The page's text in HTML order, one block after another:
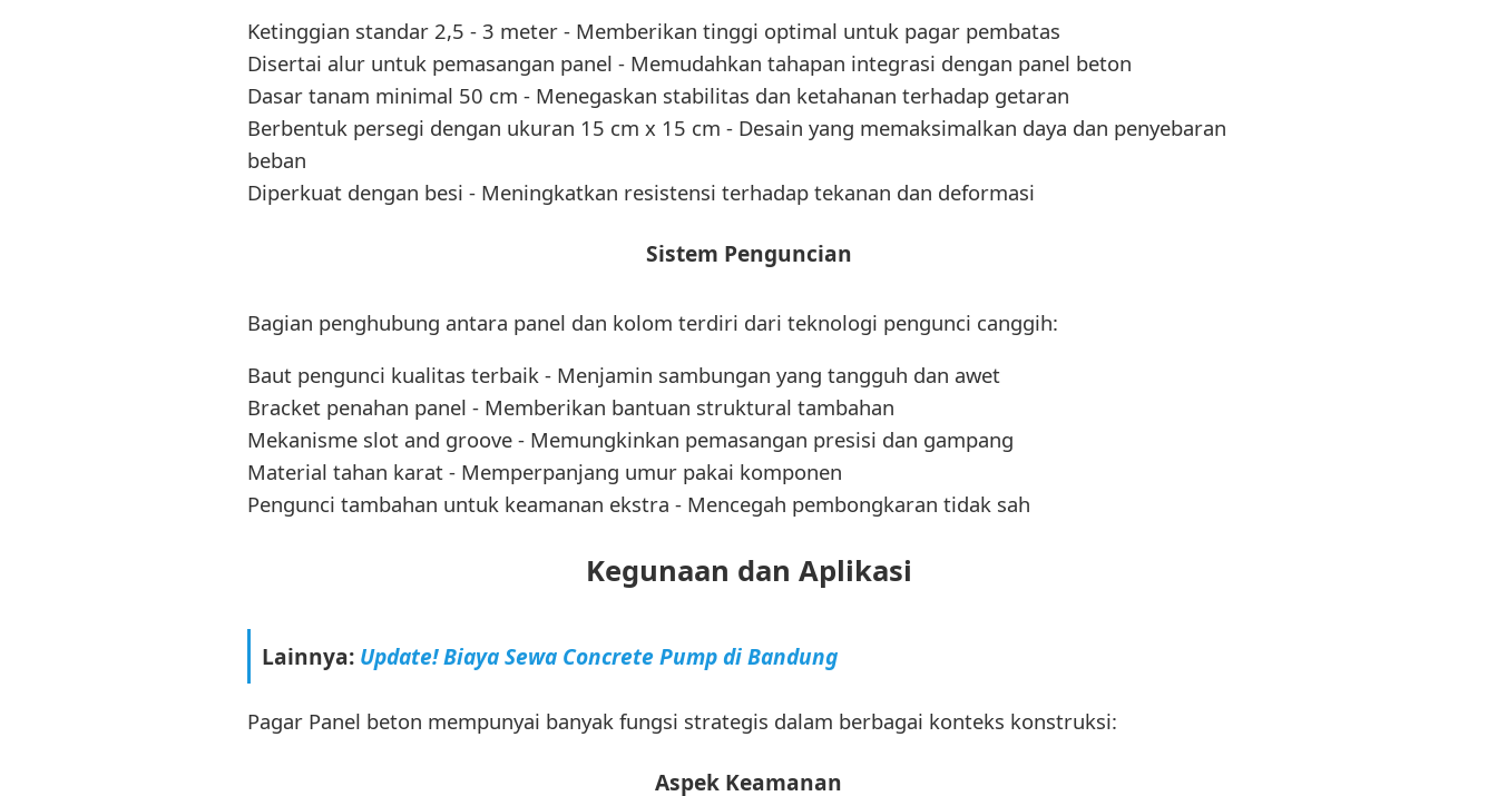
Ketinggian standar 2,5 - 3 meter - Memberikan tinggi optimal untuk pagar pembatas
Disertai alur untuk pemasangan panel - Memudahkan tahapan integrasi dengan panel beton
Dasar tanam minimal 50 cm - Menegaskan stabilitas dan ketahanan terhadap getaran
Berbentuk persegi dengan ukuran 15 cm x 15 cm - Desain yang memaksimalkan daya dan penyebaran
beban
Diperkuat dengan besi - Meningkatkan resistensi terhadap tekanan dan deformasi
Sistem Penguncian
Bagian penghubung antara panel dan kolom terdiri dari teknologi pengunci canggih:
Baut pengunci kualitas terbaik - Menjamin sambungan yang tangguh dan awet
Bracket penahan panel - Memberikan bantuan struktural tambahan
Mekanisme slot and groove - Memungkinkan pemasangan presisi dan gampang
Material tahan karat - Memperpanjang umur pakai komponen
Pengunci tambahan untuk keamanan ekstra - Mencegah pembongkaran tidak sah
Kegunaan dan Aplikasi
Lainnya: Update! Biaya Sewa Concrete Pump di Bandung
Pagar Panel beton mempunyai banyak fungsi strategis dalam berbagai konteks konstruksi:
Aspek Keamanan